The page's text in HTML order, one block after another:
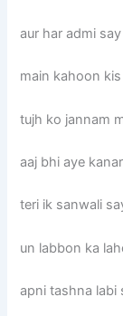
aur har admi
main kahoon
tujh ko jannam
aaj bhi aye
teri ik sanwali
un labbon ka
apni tashna labi